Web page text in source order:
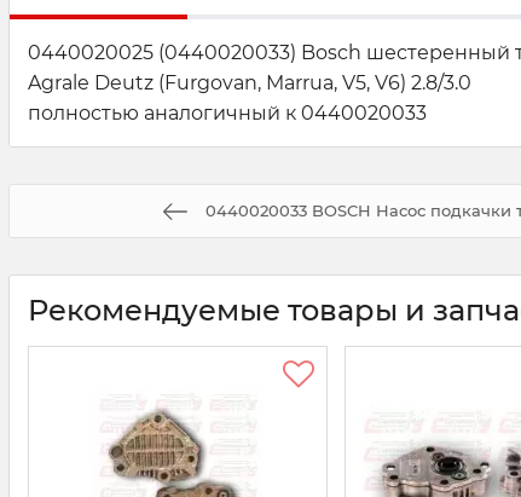
0440020025 (0440020033) Bosch шестеренный
Agrale Deutz (Furgovan, Marrua, V5, V6) 2.8/3.0
полностью аналогичный к 0440020033
0440020033 BOSCH Насос подкачки
Рекомендуемые товары и